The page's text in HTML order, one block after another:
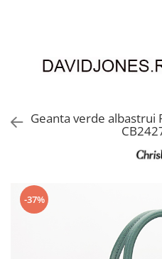
Accesorii
Genti din piele
Incaltaminte
Cizme si botine
Geanta verde
-37%